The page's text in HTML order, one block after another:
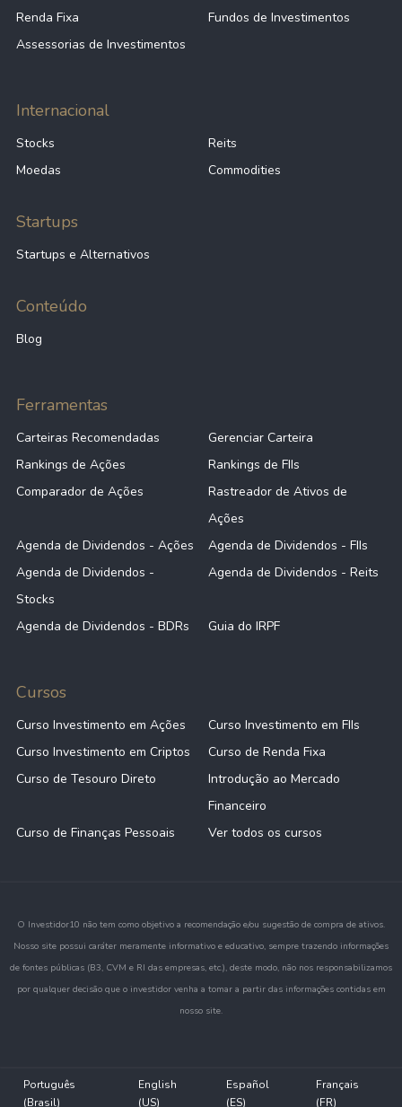
Renda Fixa
Fundos de Investimentos
Assessorias de Investimentos
Internacional
Stocks
Reits
Moedas
Commodities
Startups
Startups e Alternativos
Conteúdo
Blog
Ferramentas
Carteiras Recomendadas
Gerenciar Carteira
Rankings de Ações
Rankings de FIIs
Comparador de Ações
Rastreador de Ativos de
Ações
Agenda de Dividendos - Ações
Agenda de Dividendos - FIIs
Agenda de Dividendos -
Stocks
Agenda de Dividendos - Reits
Agenda de Dividendos - BDRs Guia do IRPF
Cursos
Curso Investimento em Ações
Curso Investimento em FIIs
Curso Investimento em Criptos
Curso de Renda Fixa
Curso de Tesouro Direto
Introdução ao Mercado
Financeiro
Curso de Finanças Pessoais
Ver todos os cursos
O Investidor10 não tem como objetivo a recomendação e/ou sugestão de compra de ativos.
Nosso site possui caráter meramente informativo e educativo, sempre trazendo informações
de fontes públicas (B3, CVM e RI das empresas, etc.), deste modo, não nos responsabilizamos
por qualquer decisão que o investidor venha a tomar a partir das informações contidas em
nosso site.
Português
(Brasil)
English
(US)
Español
(ES)
Français
(FR)